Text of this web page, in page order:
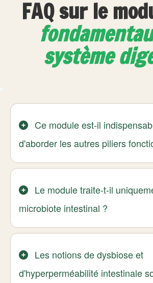
FAQ sur le
système
Ce module est-il
d'aborder les autres piliers
Le module traite-t-il
microbiote intestinal ?
Les notions de dysbiose et
d'hyperperméabilité intestinale